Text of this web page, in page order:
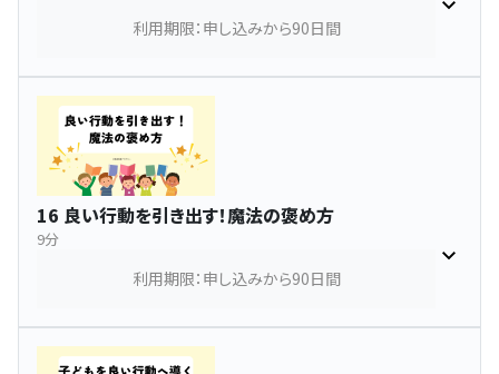
利用期限：申し込みから90日間
16 良い行動を引き出す！魔法の褒め方
9分
利用期限：申し込みから90日間